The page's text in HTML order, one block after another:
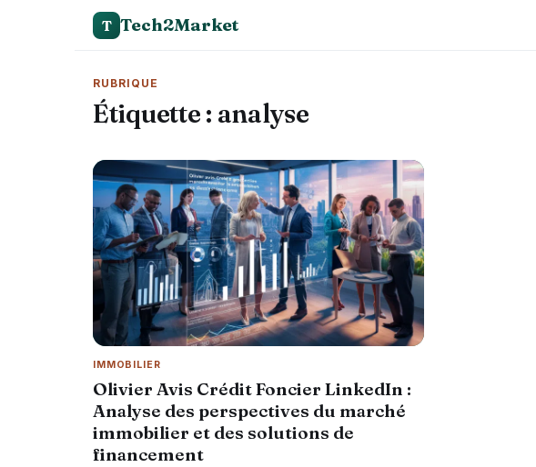
T Tech2Market
RUBRIQUE
Étiquette : analyse
IMMOBILIER
Olivier Avis Crédit Foncier LinkedIn :
Analyse des perspectives du marché
immobilier et des solutions de
financement